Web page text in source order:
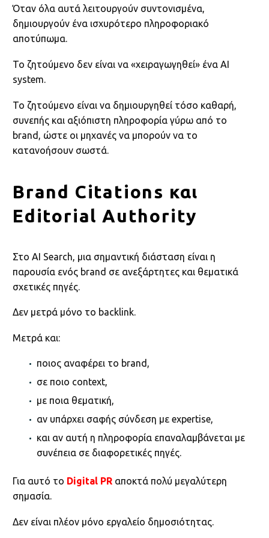
Όταν όλα αυτά λειτουργούν συντονισμένα,
δημιουργούν ένα ισχυρότερο πληροφοριακό
αποτύπωμα.
Το ζητούμενο δεν είναι να «χειραγωγηθεί» ένα AI
system.
Το ζητούμενο είναι να δημιουργηθεί τόσο καθαρή,
συνεπής και αξιόπιστη πληροφορία γύρω από το
brand, ώστε οι μηχανές να μπορούν να το
κατανοήσουν σωστά.
Brand Citations και
Editorial Authority
Στο AI Search, μια σημαντική διάσταση είναι η
παρουσία ενός brand σε ανεξάρτητες και θεματικά
σχετικές πηγές.
Δεν μετρά μόνο το backlink.
Μετρά και:
ποιος αναφέρει το brand,
σε ποιο context,
με ποια θεματική,
αν υπάρχει σαφής σύνδεση με expertise,
και αν αυτή η πληροφορία επαναλαμβάνεται με
συνέπεια σε διαφορετικές πηγές.
Για αυτό το Digital PR αποκτά πολύ μεγαλύτερη
σημασία.
Δεν είναι πλέον μόνο εργαλείο δημοσιότητας.